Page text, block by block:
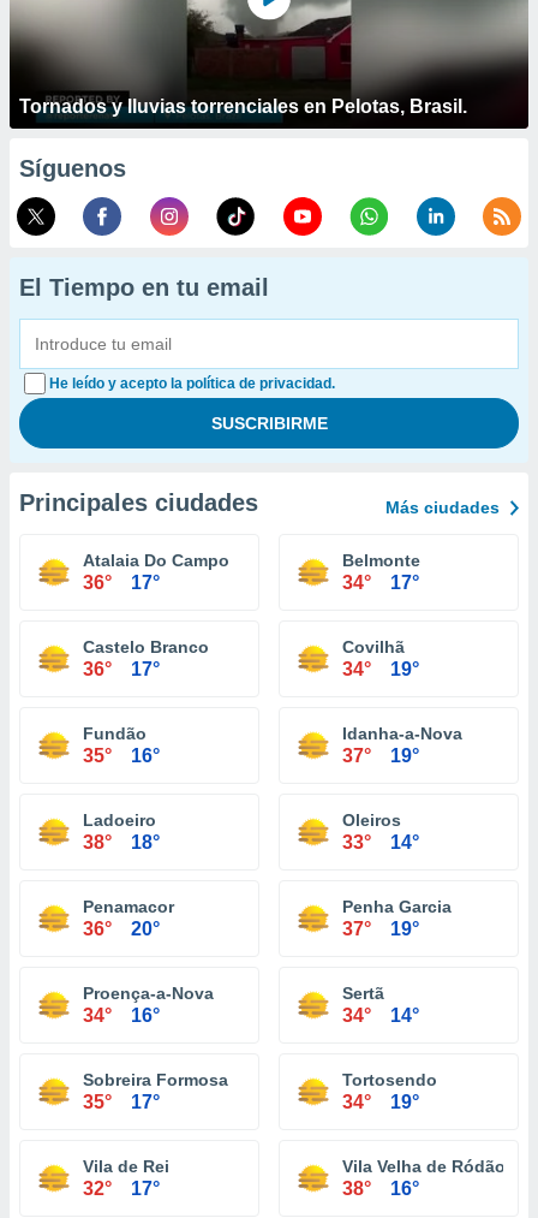
Tornados y lluvias torrenciales en Pelotas, Brasil.
Síguenos
El Tiempo en tu email
He leído y acepto la política de privacidad.
Principales ciudades Más ciudades
Atalaia Do Campo
36° 17°
Belmonte
34° 17°
Castelo Branco
36° 17°
Covilhã
34° 19°
Fundão
35° 16°
Idanha-a-Nova
37° 19°
Ladoeiro
38° 18°
Oleiros
33° 14°
Penamacor
36° 20°
Penha Garcia
37° 19°
Proença-a-Nova
34° 16°
Sertã
34° 14°
Sobreira Formosa
35° 17°
Tortosendo
34° 19°
Vila de Rei
32° 17°
Vila Velha de Ródão
38° 16°